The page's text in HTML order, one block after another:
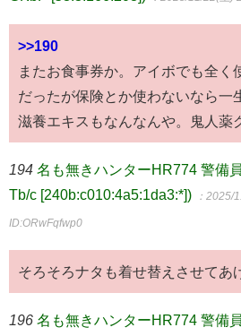
>>190
またお食事券か。アイボでも全く
だったが保険とか使わないなら一
滋養エキスもなんなんや。鬼人薬
194 名も無きハンターHR774 警備
Tb/c [240b:c010:4a5:1da3:*])
：2025/
ID:ORwFqfwp0
そろそろナタも着せ替えさせてあ
196 名も無きハンターHR774 警備